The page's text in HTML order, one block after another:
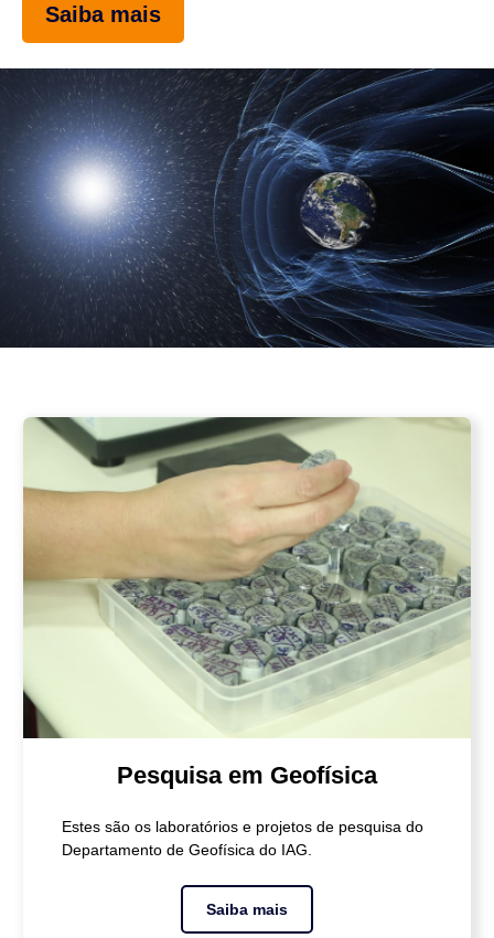
Saiba mais
Pesquisa em Geofísica
Estes são os laboratórios e projetos de pesquisa do
Departamento de Geofísica do IAG.
Saiba mais